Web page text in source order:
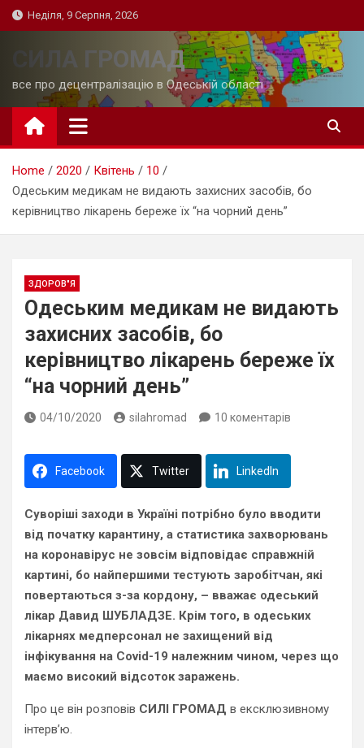
Skip
to
Неділя, 9 Серпня, 2026
СИЛА ГРОМАД
все про децентралізацію в Одеській області
Home 2020 Квітень
10
Одеським медикам не видають захисних засобів, бо
керівництво лікарень береже їх “на чорний день”
ЗДОРОВ"Я
Одеським медикам не видають
захисних засобів, бо
керівництво лікарень береже їх
“на чорний день”
04/10/2020 silahromad 10 коментарів
Facebook Twitter LinkedIn
Суворіші заходи в Україні потрібно було вводити
від початку карантину, а статистика захворювань
на коронавірус не зовсім відповідає справжній
картині, бо найпершими тестують заробітчан, які
повертаються з-за кордону, – вважає одеський
лікар Давид ШУБЛАДЗЕ. Крім того, в одеських
лікарнях медперсонал не захищений від
інфікування на Covid-19 належним чином, через що
маємо високий відсоток заражень.
Про це він розповів СИЛІ ГРОМАД в ексклюзивному
інтерв’ю.